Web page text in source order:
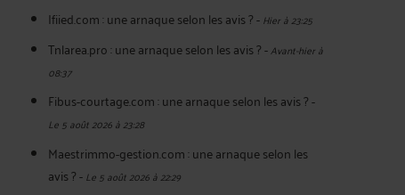
Ifiied.com : une arnaque selon les avis ?-Hier à 23:25
Tnlarea.pro : une arnaque selon les avis ?-Avant-hier à
08:37
Fibus-courtage.com : une arnaque selon les avis ?-
Le 5 août 2026 à 23:28
Maestrimmo-gestion.com : une arnaque selon les
avis ?-Le 5 août 2026 à 22:29